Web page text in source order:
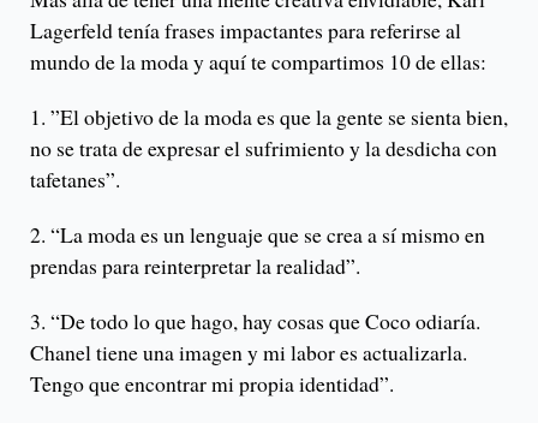
Lagerfeld tenía frases impactantes para referirse al
mundo de la moda y aquí te compartimos 10 de ellas:
1. ”El objetivo de la moda es que la gente se sienta bien,
no se trata de expresar el sufrimiento y la desdicha con
tafetanes”.
2. “La moda es un lenguaje que se crea a sí mismo en
prendas para reinterpretar la realidad”.
3. “De todo lo que hago, hay cosas que Coco odiaría.
Chanel tiene una imagen y mi labor es actualizarla.
Tengo que encontrar mi propia identidad”.